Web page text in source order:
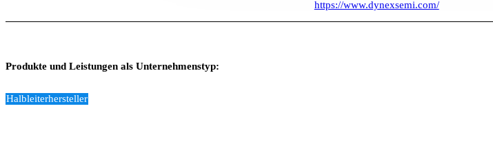
https://www.dynexsemi.com/
Produkte und Leistungen als Unternehmenstyp:
Halbleiterhersteller